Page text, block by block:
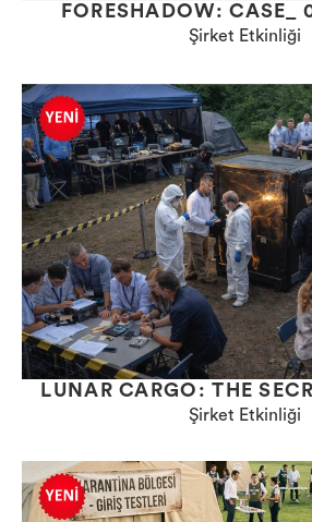
FORESHADOW: CASE_
Şirket Etkinliği
LUNAR CARGO: THE
Şirket Etkinliği